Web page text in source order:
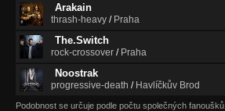
Arakain
thrash-heavy / Praha
The.Switch
rock-crossover / Praha
Noostrak
progressive-death / Havlíčkův Brod
Podobnost se určuje podle počtu společných fanoušků.